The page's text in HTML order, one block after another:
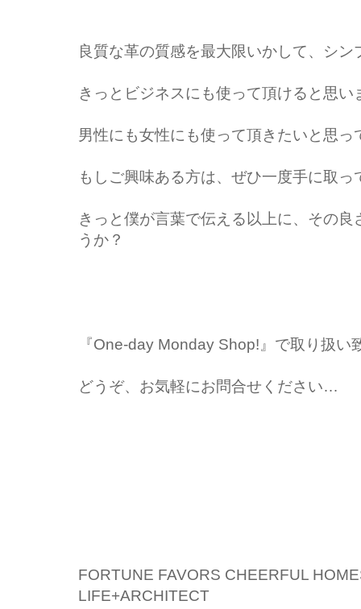
良質な革の質感を最大限いかして、シ
きっとビジネスにも使って頂けると思い
男性にも女性にも使って頂きたいと思っ
もしご興味ある方は、ぜひ一度手に取っ
きっと僕が言葉で伝える以上に、その
うか？
『One-day Monday Shop!』で取り扱い
どうぞ、お気軽にお問合せください…
FORTUNE FAVORS CHEERFUL
LIFE+ARCHITECT